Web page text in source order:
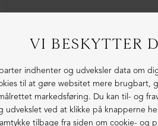
LIGNENDE PRODUKTER